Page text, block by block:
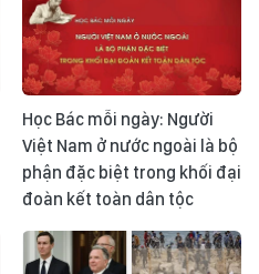
Học Bác mỗi ngày: Người
Việt Nam ở nước ngoài là bộ
phận đặc biệt trong khối đại
đoàn kết toàn dân tộc